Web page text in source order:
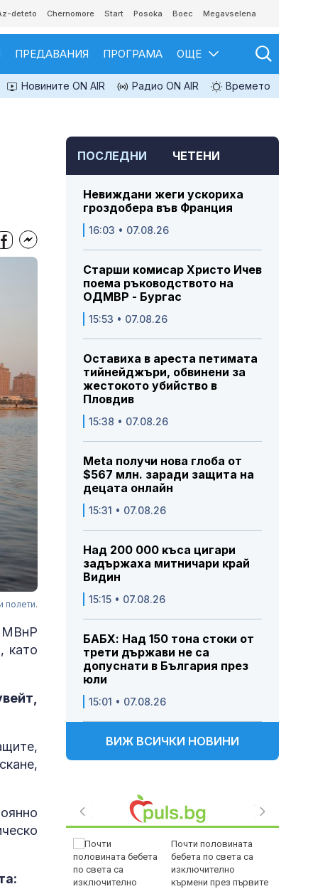
deteto Chernomore Start Posoka Boec Megavselena
ПРЕДАВАНИЯ ПРОГРАМА ОЩЕ
Новините ON AIR Радио ON AIR Времето
полети.
МВнР
като
ПОСЛЕДНИ ЧЕТЕНИ
Невиждани жеги ускориха
гроздобера във Франция
16:03 • 07.08.26
Старши комисар Христо Ичев
поема ръководството на
ОДМВР - Бургас
15:53 • 07.08.26
Оставиха в ареста петимата
тийнейджъри, обвинени за
жестокото убийство в
Пловдив
15:38 • 07.08.26
Meta получи нова глоба от
$567 млн. заради защита на
децата онлайн
15:31 • 07.08.26
Над 200 000 къса цигари
задържаха митничари край
Видин
15:15 • 07.08.26
БАБХ: Над 150 тона стоки от
трети държави не са
допуснати в България през
юли
15:01 • 07.08.26
ВИЖ ВСИЧКИ НОВИНИ
Почти половината
бебета по света са
изключително
кърмени през първите